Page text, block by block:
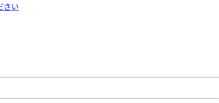
さい